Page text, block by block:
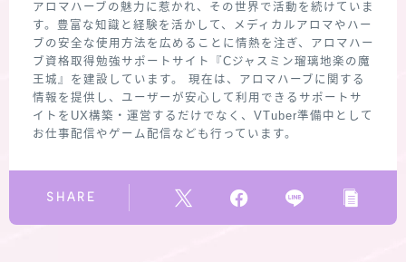
アロマハーブの魅力に惹かれ、その世界で活動を続けていま
す。豊富な知識と経験を活かして、メディカルアロマやハー
ブの安全な使用方法を広めることに情熱を注ぎ、アロマハー
ブ資格取得勉強サポートサイト『Cジャスミン瑠璃地楽の魔
王城』を建設しています。 現在は、アロマハーブに関する
情報を提供し、ユーザーが安心して利用できるサポートサ
イトをUX構築・運営するだけでなく、VTuber準備中として
お仕事配信やゲーム配信なども行っています。
SHARE